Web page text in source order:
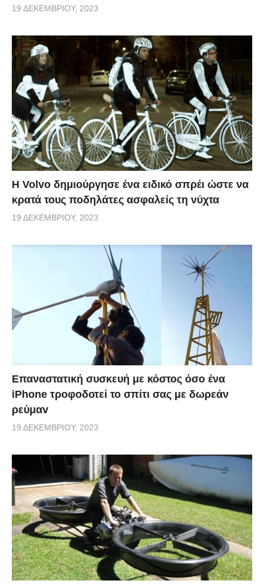
19 ΔΕΚΕΜΒΡΊΟΥ, 2023
Η Volvo δημιούργησε ένα ειδικό σπρέι ώστε να
κρατά τους ποδηλάτες ασφαλείς τη νύχτα
19 ΔΕΚΕΜΒΡΊΟΥ, 2023
Επαναστατική συσκευή με κόστος όσο ένα
iPhone τροφοδοτεί το σπίτι σας με δωρεάν
ρεύμαv
19 ΔΕΚΕΜΒΡΊΟΥ, 2023